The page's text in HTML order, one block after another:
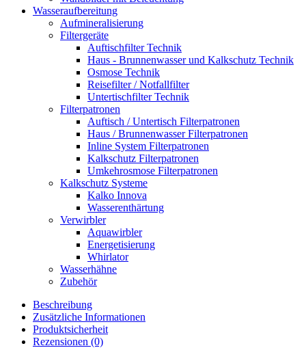
Wasseraufbereitung
Aufmineralisierung
Filtergeräte
Auftischfilter Technik
Haus - Brunnenwasser und Kalkschutz Technik
Osmose Technik
Reisefilter / Notfallfilter
Untertischfilter Technik
Filterpatronen
Auftisch / Untertisch Filterpatronen
Haus / Brunnenwasser Filterpatronen
Inline System Filterpatronen
Kalkschutz Filterpatronen
Umkehrosmose Filterpatronen
Kalkschutz Systeme
Kalko Innova
Wasserenthärtung
Verwirbler
Aquawirbler
Energetisierung
Whirlator
Wasserhähne
Zubehör
Beschreibung
Zusätzliche Informationen
Produktsicherheit
Rezensionen (0)